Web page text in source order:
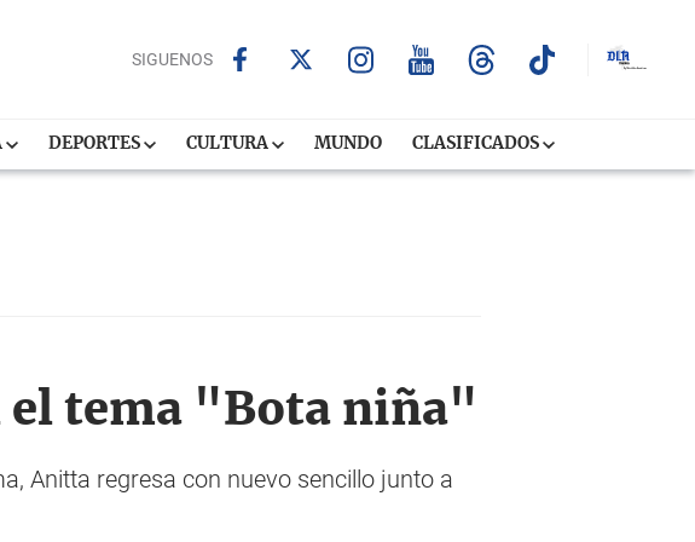
SIGUENOS
DEPORTES CULTURA MUNDO CLASIFICADOS
el tema "Bota niña"
Anitta regresa con nuevo sencillo junto a